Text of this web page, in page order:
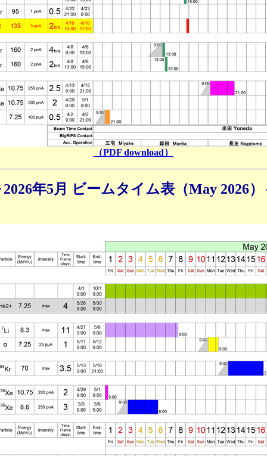
（PDF download）
2026年5月 ビームタイム表（May 2026）